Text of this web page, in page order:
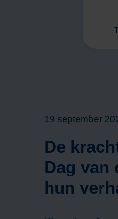
19 september
De
Dag van
hun